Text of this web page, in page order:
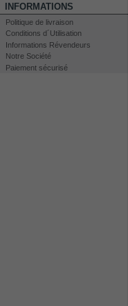
INFORMATIONS
Politique de livraison
Conditions d´Utilisation
Informations Révendeurs
Notre Société
Paiement sécurisé